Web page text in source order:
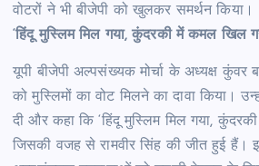
वोटरों ने भी बीजेपी को खुलकर समर्थन किया।
‘हिंदू मुस्लिम मिल गया, कुंदरकी में कमल खिल
यूपी बीजेपी अल्पसंख्यक मोर्चा के अध्यक्ष कुंवर
को मुस्लिमों का वोट मिलने का दावा किया।
दी और कहा कि ‘हिंदू मुस्लिम मिल गया,
जिसकी वजह से रामवीर सिंह की जीत हुई हैं।